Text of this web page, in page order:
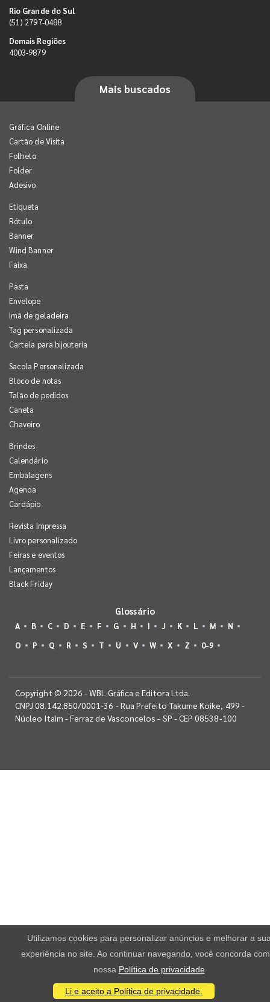
Rio Grande do Sul
(51) 2797-0488
Demais Regiões
4003-9879
Mais buscados
Gráfica Online
Cartão de Visita
Folheto
Folder
Adesivo
Etiqueta
Rótulo
Banner
Wind Banner
Faixa
Pasta
Envelope
Imã de geladeira
Tag personalizada
Cartela para bijouteria
Sacola Personalizada
Bloco de notas
Talão de pedidos
Caneta
Chaveiro
Brindes
Calendário
Embalagens
Agenda
Cardápio
Revista Impressa
Livro personalizado
Feiras e eventos
Lançamentos
Black Friday
Glossário
A B C D E F G H I J K L M
N
O
P Q R S T U V W X Z 0-9
Copyright © 2026 - WBL Gráfica e Editora Ltda.
CNPJ 08.142.850/0001-36 - Rua Prefeito Takume Koike, 499 -
Núcleo Itaim - Ferraz de Vasconcelos - SP - CEP 08538-100
Utilizamos cookies para personalizar anúncios e melhorar a
experiência no site. Ao continuar navegando, você concorda
nossa Política de privacidade
Li e aceito a Política de privacidade.